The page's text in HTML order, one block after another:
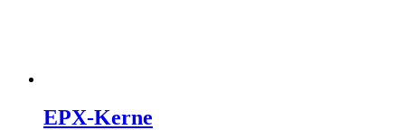
EPX-Kerne